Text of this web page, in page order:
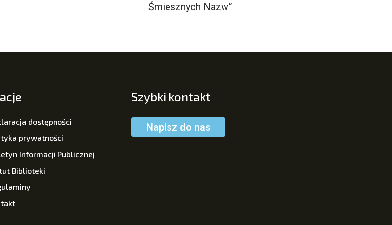
Śmiesznych Nazw”
dostępności
prywatności
Informacji Publicznej
Biblioteki
Szybki kontakt
Napisz do nas